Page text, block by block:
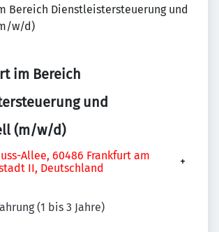
Bereich Dienstleistersteuerung und
w/d)
im Bereich
und
(m/w/d)
Allee, 60486 Frankfurt am
II, Deutschland
+
(1 bis 3 Jahre)